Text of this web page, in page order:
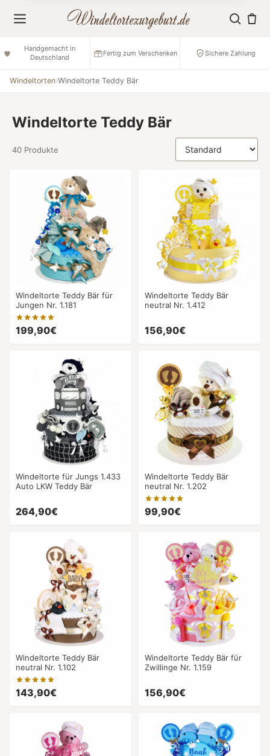
Handgemacht in
Deutschland
Fertig zum Verschenken Sichere Zahlung
Windeltorten›Windeltorte Teddy Bär
Windeltorte Teddy Bär
40 Produkte
Windeltorte Teddy Bär für
Jungen Nr. 1.181
199,90€
Windeltorte Teddy Bär
neutral Nr. 1.412
156,90€
Windeltorte für Jungs 1.433
Auto LKW Teddy Bär
264,90€
Windeltorte Teddy Bär
neutral Nr. 1.202
99,90€
Windeltorte Teddy Bär
neutral Nr. 1.102
143,90€
Windeltorte Teddy Bär für
Zwillinge Nr. 1.159
156,90€